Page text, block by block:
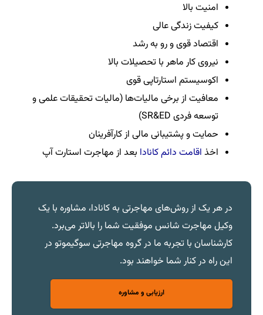
امنیت بالا
کیفیت زندگی عالی
اقتصاد قوی و رو به رشد
نیروی کار ماهر با تحصیلات بالا
اکوسیستم استارتاپی قوی
معافیت از برخی مالیات‌ها (مالیات تحقیقات علمی و
توسعه فردی SR&ED)
حمایت و پشتیبانی مالی از کارآفرینان
اخذ اقامت دائم کانادا بعد از مهاجرت استارت آپ
در هر یک از روش‌های مهاجرتی به کانادا، مشاوره با یک
وکیل مهاجرت شانس موفقیت شما را بالاتر می‌برد.
کارشناسان با تجربه ما در گروه مهاجرتی سوگیموتو در
این راه در کنار شما خواهند بود.​
ارزیابی و مشاوره